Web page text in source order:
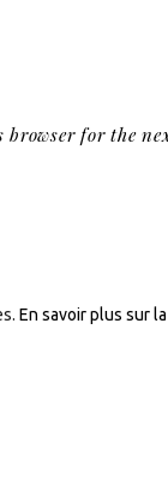
for the
En savoir plus sur